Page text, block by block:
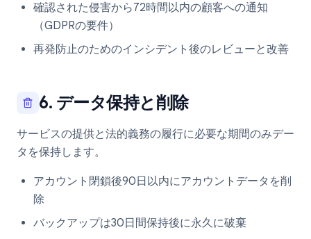
確認された侵害から72時間以内の顧客への通知
（GDPRの要件）
再発防止のためのインシデント後のレビューと改善
6. データ保持と削除
サービスの提供と法的義務の履行に必要な期間のみデー
タを保持します。
アカウント閉鎖後90日以内にアカウントデータを削
除
バックアップは30日間保持後に永久に破棄